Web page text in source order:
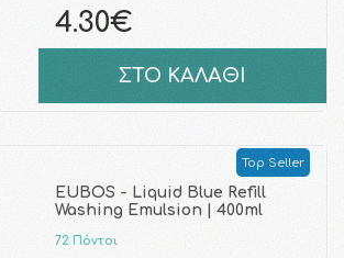
4.30€
ΣΤΟ ΚΑΛΑΘΙ
Top Seller
EUBOS - Liquid Blue Refill
Washing Emulsion | 400ml
72 Πόντοι